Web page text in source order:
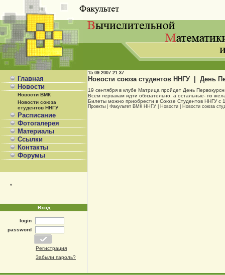
Главная
Новости
Новости ВМК
Новости союза
студентов ННГУ
Расписание
Фотогалерея
Материалы
Ссылки
Контакты
Форумы
*
15.09.2007 21:37
Новости союза студентов ННГУ | День
19 сентября в клубе Матрица пройдет День
Всем первакам идти обязательно, а остальные- по
Билеты можно приобрести в Союзе Студентов ННГУ с
Проекты Факультет ВМК ННГУ Новости Новости союза
Вход
login
password
Регистрация
Забыли пароль?